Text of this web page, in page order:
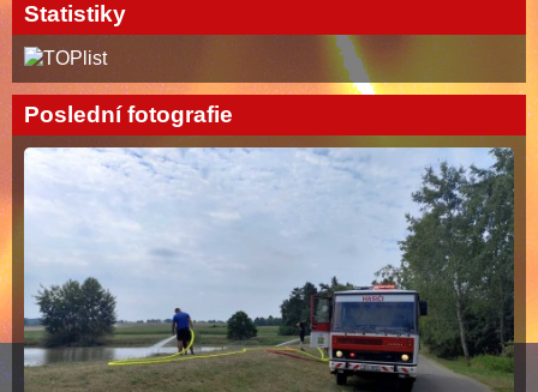
Statistiky
Poslední fotografie